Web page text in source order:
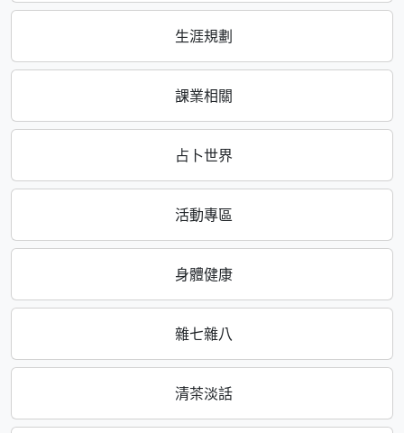
生涯規劃
課業相關
占卜世界
活動專區
身體健康
雜七雜八
清茶淡話